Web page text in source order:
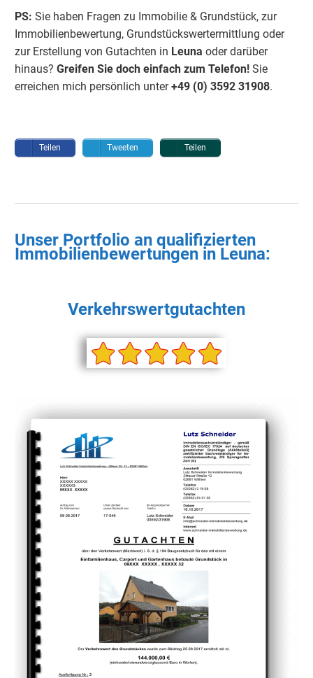
PS: Sie haben Fragen zu Immobilie & Grundstück, zur
Immobilienbewertung, Grundstückswertermittlung oder
zur Erstellung von Gutachten in Leuna oder darüber
hinaus? Greifen Sie doch einfach zum Telefon! Sie
erreichen mich persönlich unter+49 (0) 3592 31908.
Teilen Tweeten Teilen
Unser Portfolio an qualifizierten
Immobilienbewertungen in Leuna:
Verkehrswertgutachten